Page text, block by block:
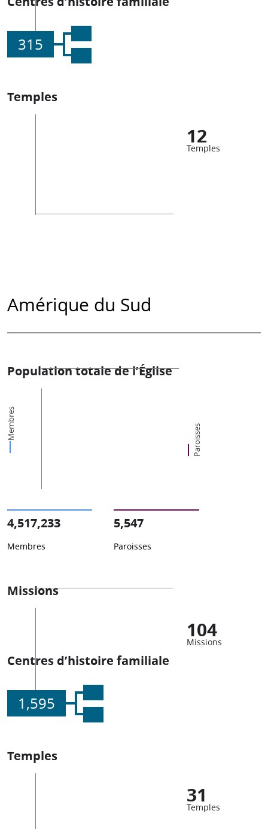
315
Temples
12
Temples
Amérique du Sud
Population totale de l’Église
Membres Paroisses
4,517,233
Membres
5,547
Paroisses
Missions
104
Missions
Centres d’histoire familiale
1,595
Temples
31
Temples